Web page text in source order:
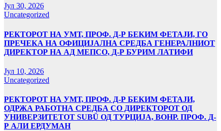
Јул 30, 2026
Uncategorized
РЕКТОРОТ НА УМТ, ПРОФ. Д-Р БЕКИМ ФЕТАЈИ, ГО
ПРЕЧЕКА НА ОФИЦИЈАЛНА СРЕДБА ГЕНЕРАЛНИОТ
ДИРЕКТОР НА АД МЕПСО, Д-Р БУРИМ ЛАТИФИ
Јул 10, 2026
Uncategorized
РЕКТОРОТ НА УМТ, ПРОФ. Д-Р БЕКИМ ФЕТАЈИ,
ОДРЖА РАБОТНА СРЕДБА СО ДИРЕКТОРОТ ОД
УНИВЕРЗИТЕТОТ SUBÜ ОД ТУРЦИЈА, ВОНР. ПРОФ. Д-
Р АЛИ ЕРДУМАН